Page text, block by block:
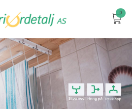
0